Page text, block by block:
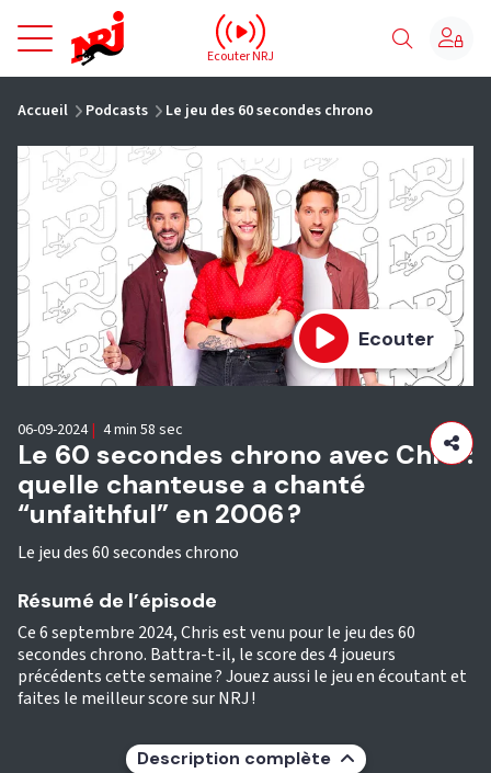
NRJ - Accueil
Ecouter NRJ
Accueil Podcasts Le jeu des 60 secondes chrono
Ecouter
Le 60 secondes chrono avec Chris :
quelle chanteuse a chanté
“unfaithful” en 2006 ?
Le jeu des 60 secondes chrono
06-09-2024 | 4 min 58 sec
Résumé de l’épisode
Ce 6 septembre 2024, Chris est venu pour le jeu des 60
secondes chrono. Battra-t-il, le score des 4 joueurs
précédents cette semaine ? Jouez aussi le jeu en écoutant et
faites le meilleur score sur NRJ !
Description complète